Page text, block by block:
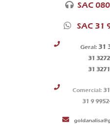
SAC
SAC 31
Geral:31
31
31
Comercial:
31 9